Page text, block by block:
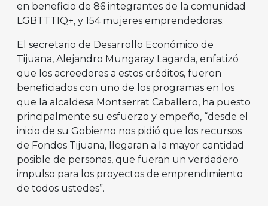
en beneficio de 86 integrantes de la comunidad
LGBTTTIQ+, y 154 mujeres emprendedoras.
El secretario de Desarrollo Económico de
Tijuana, Alejandro Mungaray Lagarda, enfatizó
que los acreedores a estos créditos, fueron
beneficiados con uno de los programas en los
que la alcaldesa Montserrat Caballero, ha puesto
principalmente su esfuerzo y empeño, “desde el
inicio de su Gobierno nos pidió que los recursos
de Fondos Tijuana, llegaran a la mayor cantidad
posible de personas, que fueran un verdadero
impulso para los proyectos de emprendimiento
de todos ustedes”.